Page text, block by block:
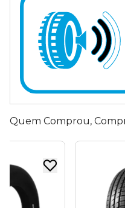
Quem Comprou,